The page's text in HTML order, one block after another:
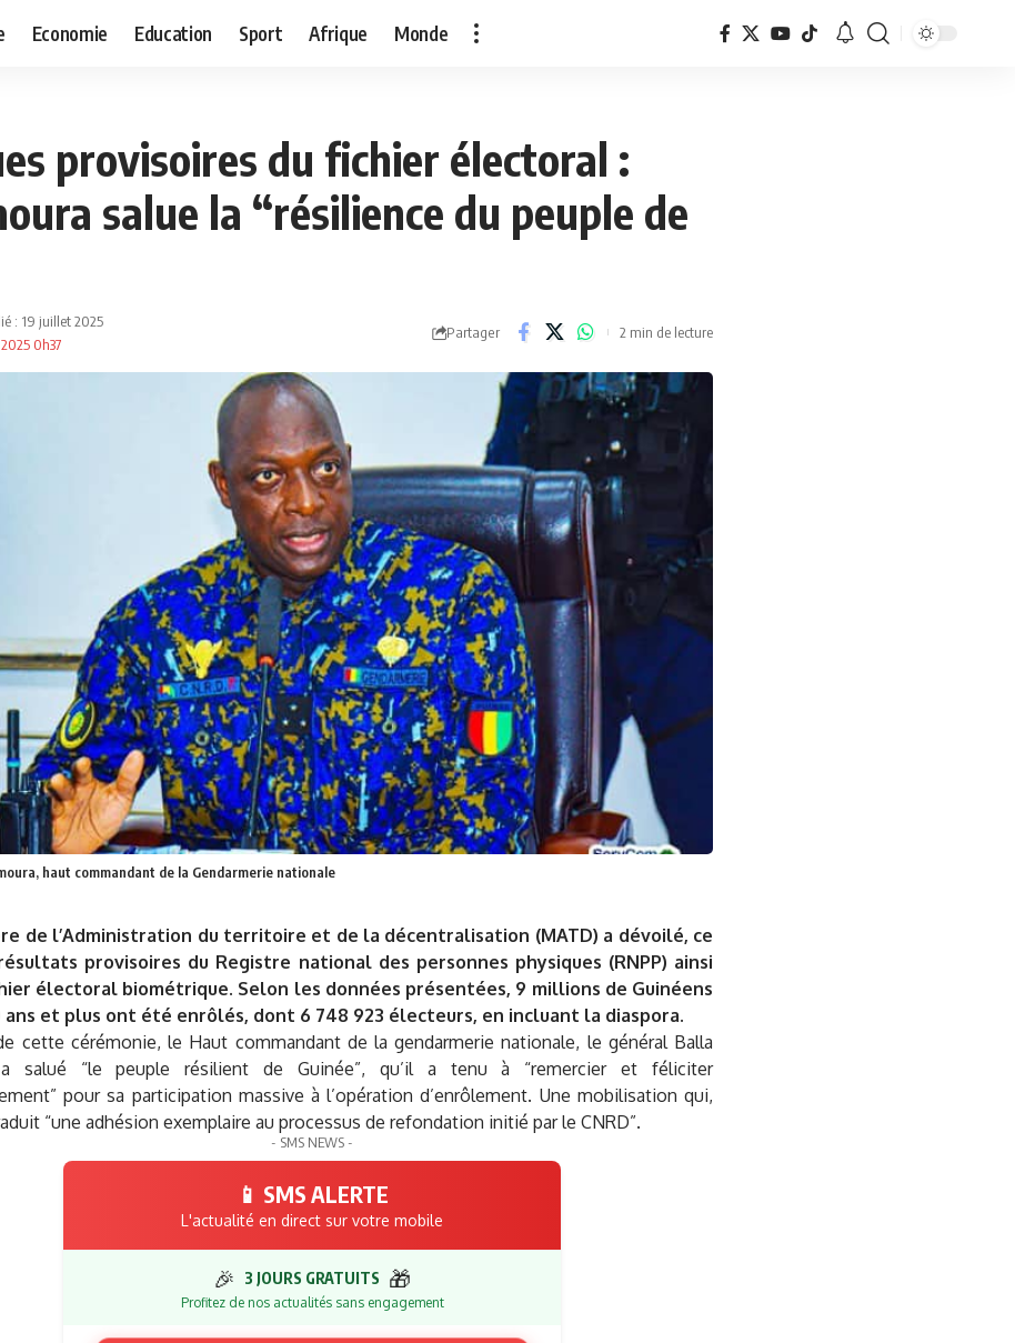
Economie Education Sport Afrique Monde
provisoires du fichier électoral :
salue la “résilience du peuple de
0h37
: 19 juillet 2025
Partager 2 min de lecture
haut commandant de la Gendarmerie nationale
de l’Administration du territoire et de la décentralisation (MATD) a dévoilé, ce
provisoires du Registre national des personnes physiques (RNPP) ainsi
électoral biométrique. Selon les données présentées, 9 millions de Guinéens
ans et plus ont été enrôlés, dont 6 748 923 électeurs, en incluant la diaspora.
cette cérémonie, le Haut commandant de la gendarmerie nationale, le général Balla
a salué “le peuple résilient de Guinée”, qu’il a tenu à “remercier et féliciter
pour sa participation massive à l’opération d’enrôlement. Une mobilisation qui,
“une adhésion exemplaire au processus de refondation initié par le CNRD”.
- SMS NEWS -
📱 SMS ALERTE
L'actualité en direct sur votre mobile
🎉 3 JOURS GRATUITS 🎁
Profitez de nos actualités sans engagement